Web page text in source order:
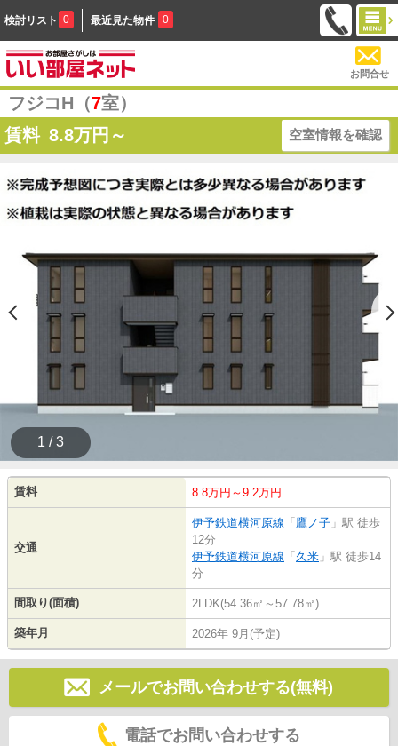
検討リスト 0 最近見た物件 0
お問合せ
フジコH（7室）
賃料 8.8万円～ 空室情報を確認
1 / 3
賃料 8.8万円～9.2万円
交通
伊予鉄道横河原線 「 鷹ノ子 」駅 徒歩
12分
伊予鉄道横河原線 「 久米 」駅 徒歩14
分
間取り(面積) 2LDK(54.36㎡～57.78㎡)
築年月 2026年 9月(予定)
メールでお問い合わせする(無料)
電話でお問い合わせする